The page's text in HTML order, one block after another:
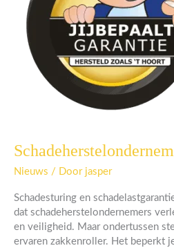
Nieuws / Door jasper
Schadesturing en
dat schadeherstelondernemers
en veiligheid. Maar ondertussen
ervaren zakkenroller. Het beperkt
Schadeherstelondernemer: